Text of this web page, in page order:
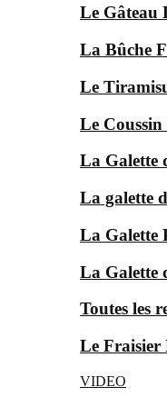
Le Gâteau
La Bûche
Le
Le
La Galette
La galette
La Galette
La Galette
Toutes les
Le Fraisier
VIDEO